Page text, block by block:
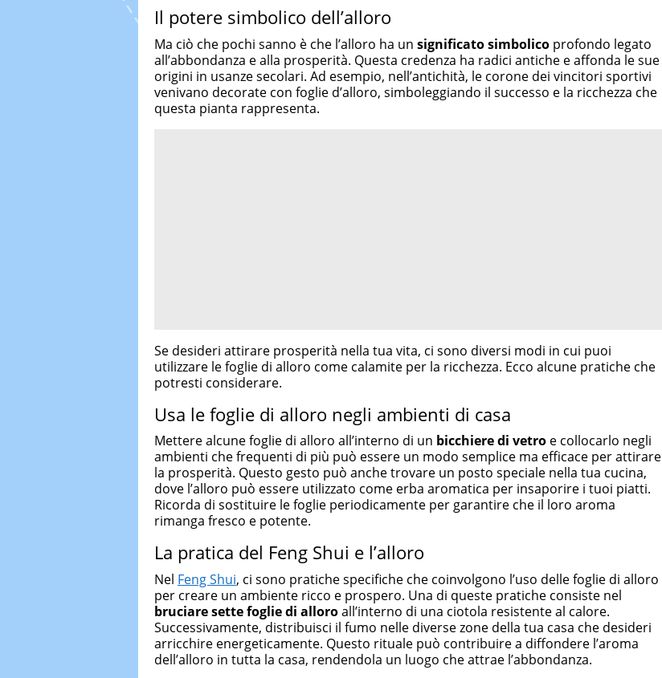
Il potere simbolico dell’alloro
Ma ciò che pochi sanno è che l’alloro ha un significato simbolico profondo legato
all’abbondanza e alla prosperità. Questa credenza ha radici antiche e affonda le sue
origini in usanze secolari. Ad esempio, nell’antichità, le corone dei vincitori sportivi
venivano decorate con foglie d’alloro, simboleggiando il successo e la ricchezza che
questa pianta rappresenta.
Se desideri attirare prosperità nella tua vita, ci sono diversi modi in cui puoi
utilizzare le foglie di alloro come calamite per la ricchezza. Ecco alcune pratiche che
potresti considerare.
Usa le foglie di alloro negli ambienti di casa
Mettere alcune foglie di alloro all’interno di un bicchiere di vetro e collocarlo negli
ambienti che frequenti di più può essere un modo semplice ma efficace per attirare
la prosperità. Questo gesto può anche trovare un posto speciale nella tua cucina,
dove l’alloro può essere utilizzato come erba aromatica per insaporire i tuoi piatti.
Ricorda di sostituire le foglie periodicamente per garantire che il loro aroma
rimanga fresco e potente.
La pratica del Feng Shui e l’alloro
Nel Feng Shui, ci sono pratiche specifiche che coinvolgono l’uso delle foglie di alloro
per creare un ambiente ricco e prospero. Una di queste pratiche consiste nel
bruciare sette foglie di alloroall’interno di una ciotola resistente al calore.
Successivamente, distribuisci il fumo nelle diverse zone della tua casa che desideri
arricchire energeticamente. Questo rituale può contribuire a diffondere l’aroma
dell’alloro in tutta la casa, rendendola un luogo che attrae l’abbondanza.